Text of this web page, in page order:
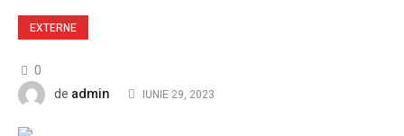
EXTERNE
0
de admin IUNIE 29, 2023